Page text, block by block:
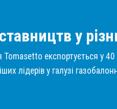
у
Tomasetto експортується у
лідерів у галузі